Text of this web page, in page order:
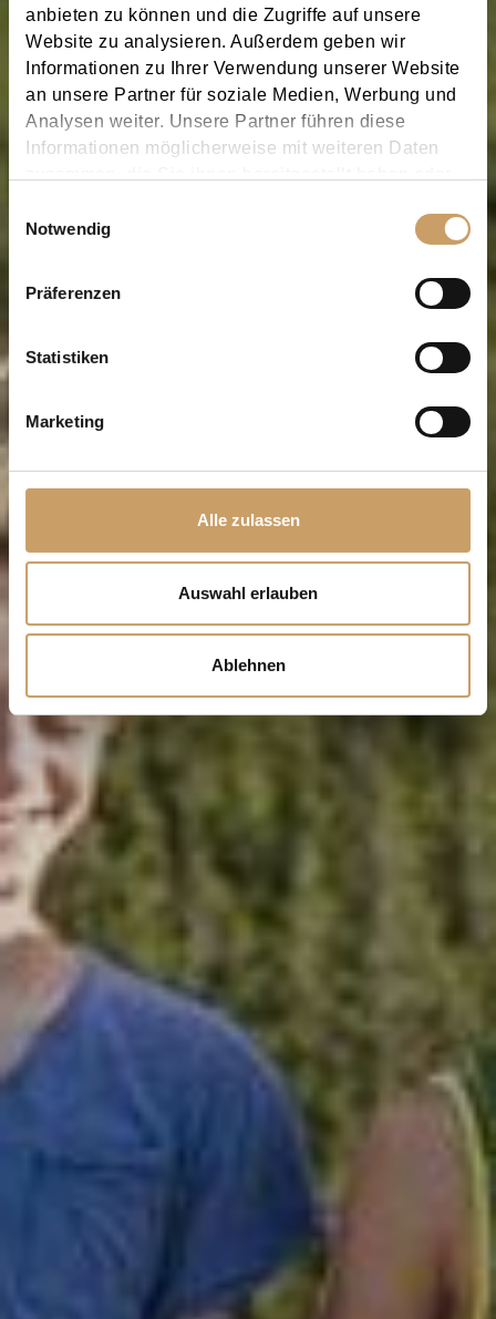
anbieten zu können und die Zugriffe auf unsere
Website zu analysieren. Außerdem geben wir
Informationen zu Ihrer Verwendung unserer Website
an unsere Partner für soziale Medien, Werbung und
Analysen weiter. Unsere Partner führen diese
Informationen möglicherweise mit weiteren Daten
gesammelt haben.
Notwendig
Präferenzen
Statistiken
Marketing
Alle zulassen
Auswahl erlauben
Ablehnen